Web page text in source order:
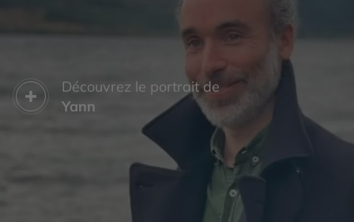
Découvrez le portrait de
Yann